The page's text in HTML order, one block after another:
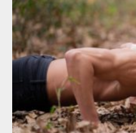
Update:
Category:紅葉とマッチョ
ダウンロード